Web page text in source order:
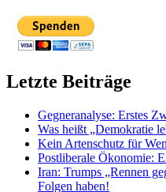
Letzte Beiträge
Gegneranalyse: Erstes
Was heißt „Demokratie
Kein Artenschutz für
Postliberale Ökonomie:
Iran: Trumps „Rennen
Folgen haben!